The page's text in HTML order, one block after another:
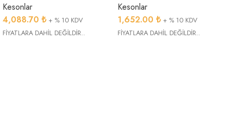
Kesonlar
4,088.70 ₺ + % 10 KDV
FİYATLARA DAHİL DEĞİLDİR..
Kesonlar
1,652.00 ₺ + % 10 KDV
FİYATLARA DAHİL DEĞİLDİR..